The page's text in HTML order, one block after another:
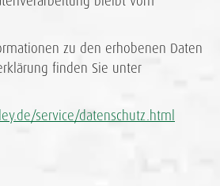
zu den erhobenen Daten
finden Sie unter
service/datenschutz.html